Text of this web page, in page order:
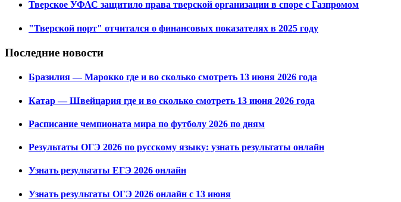
Тверское УФАС защитило права тверской организации в споре с Газпромом
"Тверской порт" отчитался о финансовых показателях в 2025 году
Последние новости
Бразилия — Марокко где и во сколько смотреть 13 июня 2026 года
Катар — Швейцария где и во сколько смотреть 13 июня 2026 года
Расписание чемпионата мира по футболу 2026 по дням
Результаты ОГЭ 2026 по русскому языку: узнать результаты онлайн
Узнать результаты ЕГЭ 2026 онлайн
Узнать результаты ОГЭ 2026 онлайн с 13 июня